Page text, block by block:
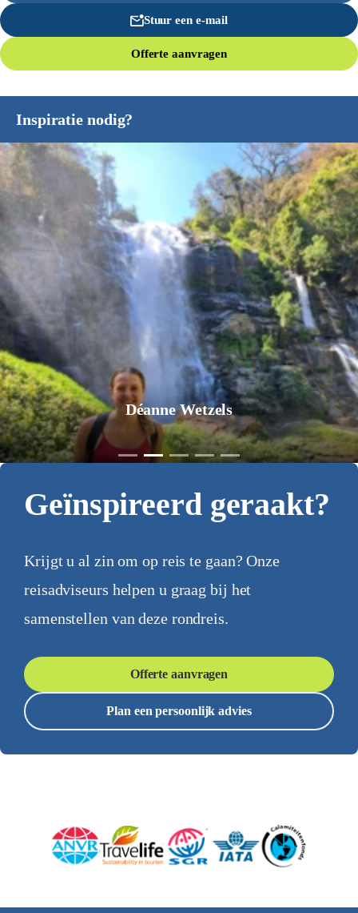
Stuur een e-mail
Offerte aanvragen
Inspiratie nodig?
Déanne Wetzels
Geïnspireerd geraakt?
Krijgt u al zin om op reis te gaan? Onze
reisadviseurs helpen u graag bij het
samenstellen van deze rondreis.
Offerte aanvragen
Plan een persoonlijk advies